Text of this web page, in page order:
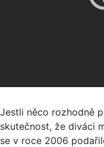
Jestli něco rozhodně
skutečnost, že diváci
se v roce 2006